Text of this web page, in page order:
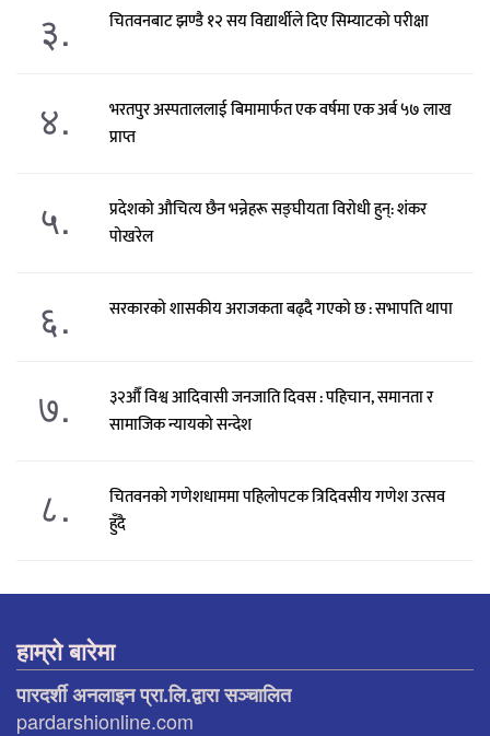
३. चितवनबाट झण्डै १२ सय विद्यार्थीले दिए सिम्याटको परीक्षा
४.
भरतपुर अस्पताललाई बिमामार्फत एक वर्षमा एक अर्ब ५७ लाख
प्राप्त
५.
प्रदेशको औचित्य छैन भन्नेहरू सङ्घीयता विरोधी हुन्: शंकर
पोखरेल
६. सरकारको शासकीय अराजकता बढ्दै गएको छ : सभापति थापा
७.
३२औँ विश्व आदिवासी जनजाति दिवस : पहिचान, समानता र
सामाजिक न्यायको सन्देश
८.
चितवनको गणेशधाममा पहिलोपटक त्रिदिवसीय गणेश उत्सव
हुँदै
हाम्रो बारेमा
पारदर्शी अनलाइन प्रा.लि.द्वारा सञ्चालित
pardarshionline.com